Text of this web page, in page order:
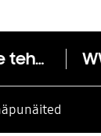
Pesu lisamise tehnoloogiaga pesumasin